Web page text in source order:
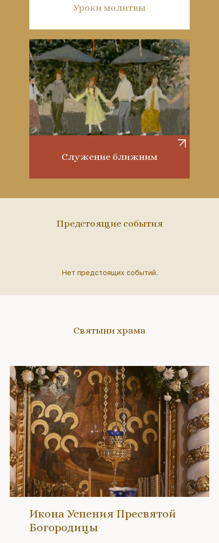
Служение ближним
Уроки молитвы
Предстоящие события
Нет предстоящих событий.
Святыни храма
Икона Успения Пресвятой
Богородицы